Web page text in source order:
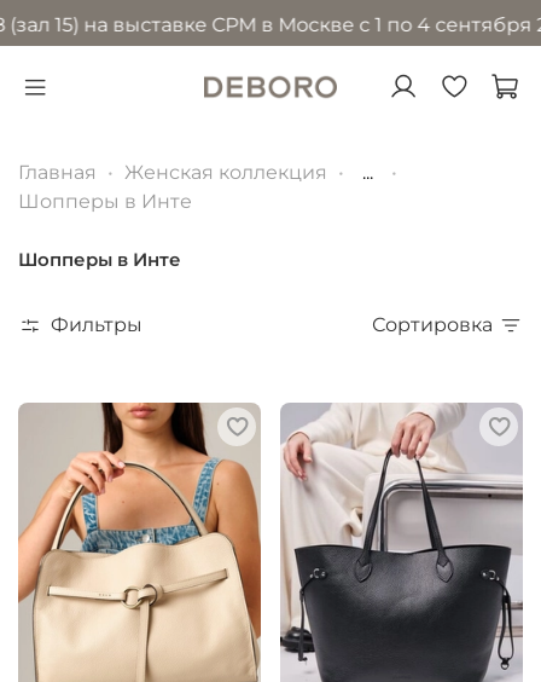
на выставке CPM в Москве с 1 по 4 сентября 2026
Главная Женская коллекция
...
Шопперы в Инте
Шопперы в Инте
Фильтры Сортировка